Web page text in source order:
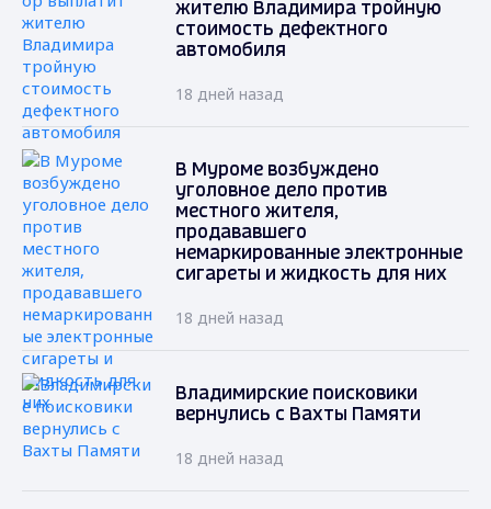
жителю Владимира тройную
стоимость дефектного
автомобиля
18 дней назад
В Муроме возбуждено
уголовное дело против
местного жителя,
продававшего
немаркированные электронные
сигареты и жидкость для них
18 дней назад
Владимирские поисковики
вернулись с Вахты Памяти
18 дней назад